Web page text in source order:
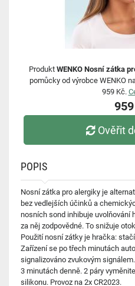
Produkt WENKO Nosní zátka
pomůcky od výrobce WENKO
959 Kč.
Ověřit
POPIS
Nosní zátka pro alergiky je
bez vedlejších účinků a
nosních sond inhibuje uvolňování
za něj zodpovědné. To snižuje
Použití nosní zátky je hračka:
Zařízení se po třech minutách
signalizováno zvukovým
3 minutách denně. 2 páry
silikonu. Provoz na 2x CR2023.